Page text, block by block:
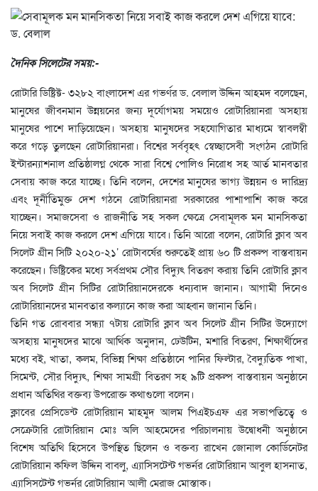
দৈনিক সিলেটের সময়:-
রোটারি ডিষ্ট্রিক্ট- ৩২৮২ বাংলাদেশ এর গভর্ণর ড. বেলাল উদ্দিন আহমদ বলেছেন,
মানুষের জীবনমান উন্নয়নের জন্য দূর্যোগময় সময়েও রোটারিয়ানরা অসহায়
মানুষের পাশে দাড়িয়েছেন। অসহায় মানুষদের সহযোগিতার মাধ্যমে স্বাবলম্বী
করে গড়ে তুলছেন রোটারিয়ানরা। বিশ্বের সর্ববৃহৎ স্বেচ্ছাসেবী সংগঠন রোটারি
ইন্টারন্যাশনাল প্রতিষ্ঠালগ্ন থেকে সারা বিশ্বে পোলিও নিরোধ সহ আর্ত মানবতার
সেবায় কাজ করে যাচ্ছে। তিনি বলেন, দেশের মানুষের ভাগ্য উন্নয়ন ও দারিদ্র্য
এবং দূর্নীতিমুক্ত দেশ গঠনে রোটারিয়ানরা সরকারের পাশাপাশি কাজ করে
যাচ্ছেন। সমাজসেবা ও রাজনীতি সহ সকল ক্ষেত্রে সেবামূলক মন মানসিকতা
নিয়ে সবাই কাজ করলে দেশ এগিয়ে যাবে। তিনি আরো বলেন, রোটারি ক্লাব অব
সিলেট গ্রীন সিটি ২০২০-২১’ রোটাবর্ষের শুরুতেই প্রায় ৬০ টি প্রকল্প বাস্তবায়ন
করেছেন। ডিষ্ট্রিকের মধ্যে সর্বপ্রথম সৌর বিদ্যুৎ বিতরণ করায় তিনি রোটারি ক্লাব
অব সিলেট গ্রীন সিটির রোটারিয়ানদেরকে ধন্যবাদ জানান। আগামী দিনেও
রোটারিয়ানদের মানবতার কল্যানে কাজ করা আহ্বান জানান তিনি।
তিনি গত রোববার সন্ধ্যা ৭টায় রোটারি ক্লাব অব সিলেট গ্রীন সিটির উদ্যোগে
অসহায় মানুষদের মাঝে আর্থিক অনুদান, ঢেউটিন, মশারি বিতরণ, শিক্ষার্থীদের
মধ্যে বই, খাতা, কলম, বিভিন্ন শিক্ষা প্রতিষ্ঠানে পানির ফিল্টার, বৈদ্যুতিক পাখা,
সিমেন্ট, সৌর বিদ্যুৎ, শিক্ষা সামগ্রী বিতরণ সহ ৯টি প্রকল্প বাস্তবায়ন অনুষ্ঠানে
প্রধান অতিথির বক্তব্য উপরোক্ত কথাগুলো বলেন।
ক্লাবের প্রেসিডেন্ট রোটারিয়ান মাহমুদ আলম পিএইচএফ এর সভাপতিত্বে ও
সেক্রেটারি রোটারিয়ান মোঃ অলি আহমেদের পরিচালনায় উদ্বোধনী অনুষ্ঠানে
বিশেষ অতিথি হিসেবে উপস্থিত ছিলেন ও বক্তব্য রাখেন জোনাল কোর্ডিনেটর
রোটারিয়ান কফিল উদ্দিন বাবলু, এ্যাসিসটেন্ট গভর্নর রোটারিয়ান আবুল হাসনাত,
এ্যাসিসটেন্ট গভর্নর রোটারিয়ান আলী মেরাজ মোস্তাক।